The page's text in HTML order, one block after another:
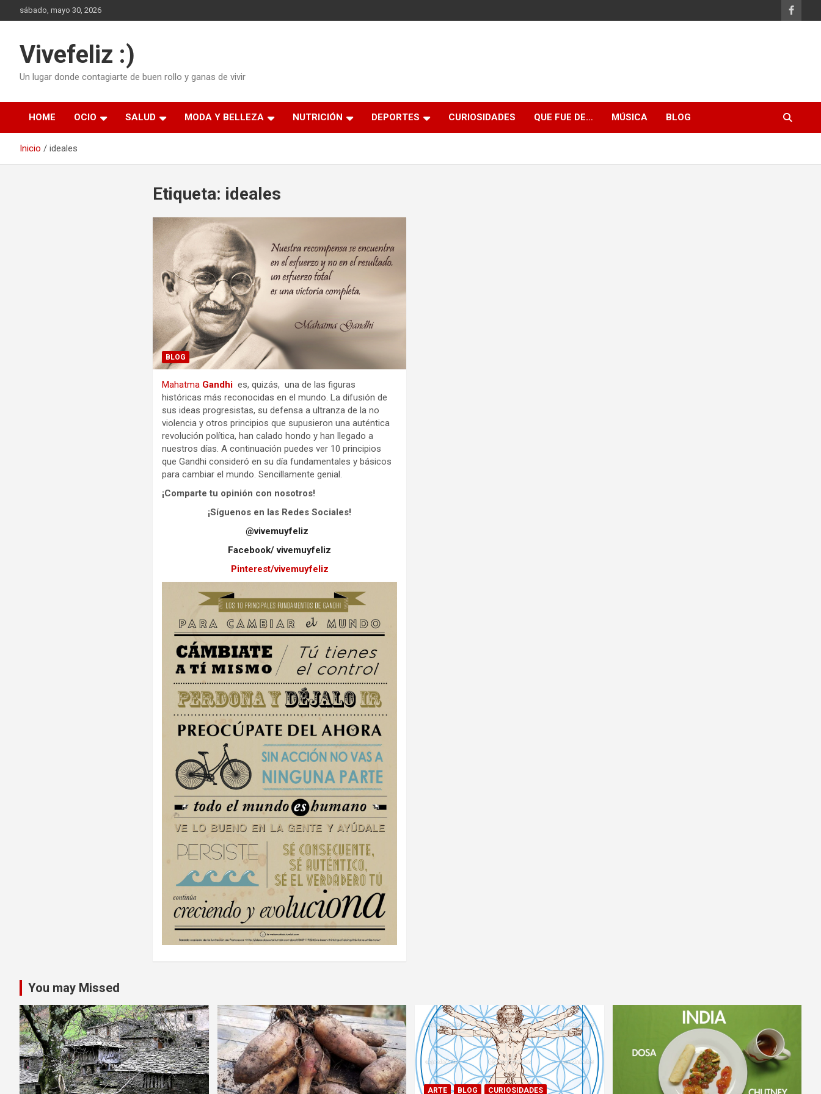
al
sábado, mayo 30, 2026
Vivefeliz :)
Un lugar donde contagiarte de buen rollo y ganas de vivir
HOME OCIO SALUD MODA Y BELLEZA NUTRICIÓN DEPORTES CURIOSIDADES QUE FUE DE… MÚSICA BLOG
Inicio ideales
Etiqueta: ideales
BLOG
Mahatma Gandhi es, quizás, una de las figuras
históricas más reconocidas en el mundo. La difusión de
sus ideas progresistas, su defensa a ultranza de la no
violencia y otros principios que supusieron una auténtica
revolución política, han calado hondo y han llegado a
nuestros días. A continuación puedes ver 10 principios
que Gandhi consideró en su día fundamentales y básicos
para cambiar el mundo. Sencillamente genial.
¡Comparte tu opinión con nosotros!
¡Síguenos en las Redes Sociales!
@vivemuyfeliz
Facebook/ vivemuyfeliz
Pinterest/vivemuyfeliz
You may Missed
ARTE BLOG CURIOSIDADES